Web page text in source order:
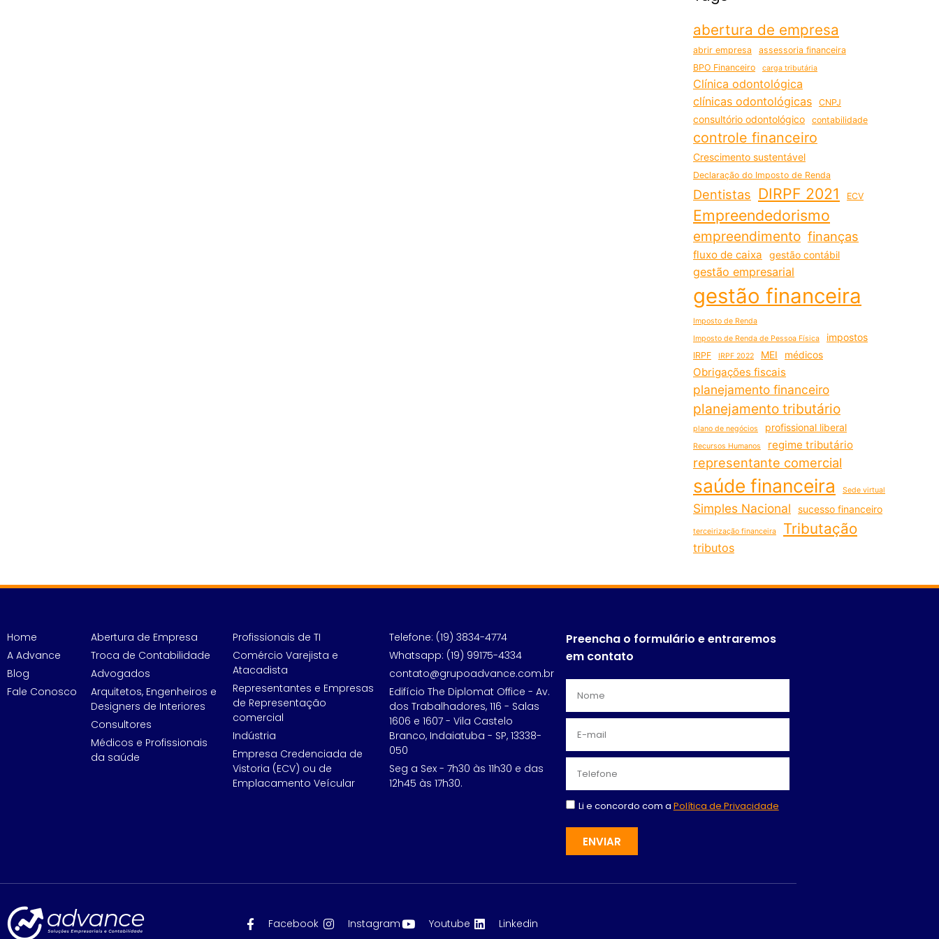
abertura de empresa
abrir empresa
assessoria financeira
BPO Financeiro
carga tributária
Clínica odontológica
clínicas odontológicas
CNPJ
consultório odontológico contabilidade
controle financeiro
Crescimento sustentável
Declaração do Imposto de Renda
Dentistas DIRPF 2021 ECV
Empreendedorismo
empreendimento finanças
fluxo de caixa gestão contábil
gestão empresarial
gestão financeira
Imposto de Renda
Imposto de Renda de Pessoa Física
impostos
IRPF IRPF 2022 MEI médicos
Obrigações fiscais
planejamento financeiro
planejamento tributário
plano de negócios profissional liberal
Recursos Humanos regime tributário
representante comercial
saúde financeira Sede virtual
Simples Nacional sucesso financeiro
terceirização financeira Tributação
tributos
Home
A Advance
Blog
Fale Conosco
Abertura de Empresa
Troca de Contabilidade
Advogados
Arquitetos, Engenheiros e
Designers de Interiores
Consultores
Médicos e Profissionais
da saúde
Profissionais de TI
Comércio Varejista e
Atacadista
Representantes e Empresas
de Representação
comercial
Indústria
Empresa Credenciada de
Vistoria (ECV) ou de
Emplacamento Veícular
Telefone: (19) 3834-4774
Whatsapp: (19) 99175-4334
contato@grupoadvance.com.br
Edifício The Diplomat Office - Av.
dos Trabalhadores, 116 - Salas
1606 e 1607 - Vila Castelo
Branco, Indaiatuba - SP, 13338-
050
Seg a Sex - 7h30 às 11h30 e das
12h45 às 17h30.
Preencha o formulário e entraremos
em contato
Li e concordo com a Política de Privacidade
ENVIAR
Facebook Instagram Youtube Linkedin